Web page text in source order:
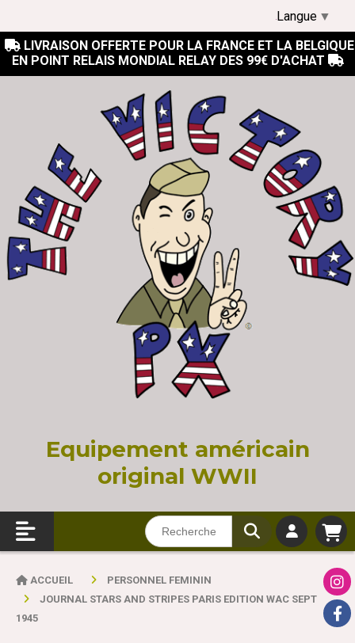
 LIVRAISON OFFERTE POUR LA FRANCE ET LA BELGIQUE
EN POINT RELAIS MONDIAL RELAY DES 99€ D'ACHAT 
Equipement américain
original WWII
ACCUEIL
PERSONNEL FEMININ
JOURNAL STARS AND STRIPES PARIS EDITION WAC SEPT
1945
Langue ▼